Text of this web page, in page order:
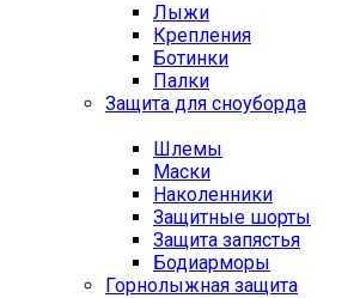
Лыжи
Крепления
Ботинки
Палки
Защита для сноуборда
Шлемы
Маски
Наколенники
Защитные шорты
Защита запястья
Бодиарморы
Горнолыжная защита